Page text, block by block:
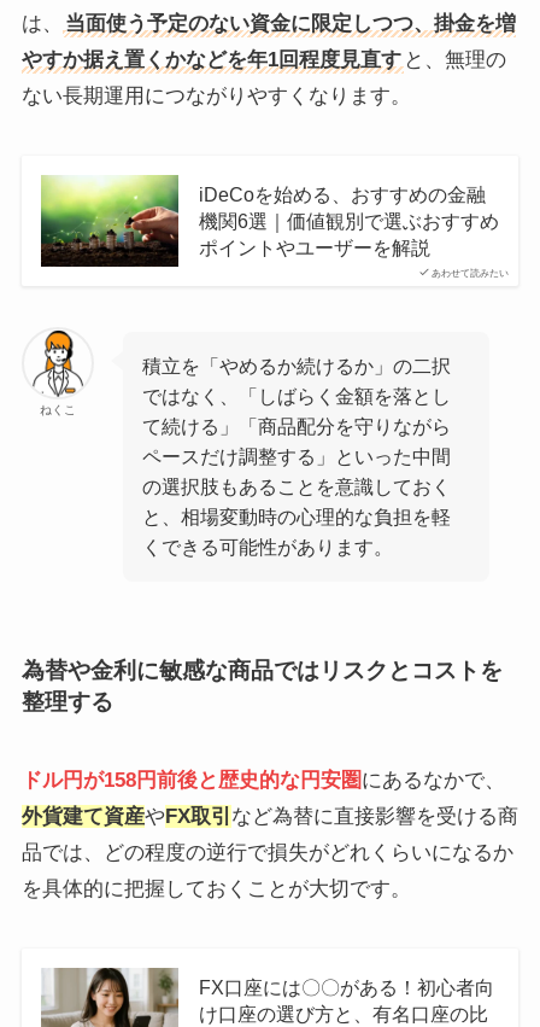
は、
当面使う予定のない資金に限定しつつ、掛金を増
やすか据え置くかなどを年1回程度見直す と、無理の
ない長期運用につながりやすくなります。
あわせて読みたい
iDeCoを始める、おすすめの金融
機関6選｜価値観別で選ぶおすすめ
ポイントやユーザーを解説
ねくこ
積立を「やめるか続けるか」の二択
ではなく、「しばらく金額を落とし
て続ける」「商品配分を守りながら
ペースだけ調整する」といった中間
の選択肢もあることを意識しておく
と、相場変動時の心理的な負担を軽
くできる可能性があります。
為替や金利に敏感な商品ではリスクとコストを
整理する
ドル円が158円前後と歴史的な円安圏にあるなかで、
外貨建て資産やFX取引 など為替に直接影響を受ける商
品では、どの程度の逆行で損失がどれくらいになるか
を具体的に把握しておくことが大切です。
FX口座には〇〇がある！初心者向
け口座の選び方と、有名口座の比